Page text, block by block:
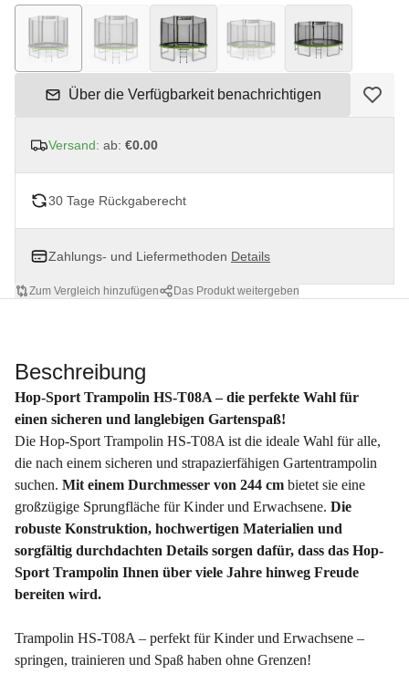
Über die Verfügbarkeit benachrichtigen
Versand: ab: €0.00
30 Tage Rückgaberecht
Zahlungs- und Liefermethoden Details
Zum Vergleich hinzufügen Das Produkt weitergeben
Beschreibung
Hop-Sport Trampolin HS-T08A – die perfekte Wahl für
einen sicheren und langlebigen Gartenspaß!
Die Hop-Sport Trampolin HS-T08A ist die ideale Wahl für alle,
die nach einem sicheren und strapazierfähigen Gartentrampolin
suchen. Mit einem Durchmesser von 244 cm bietet sie eine
großzügige Sprungfläche für Kinder und Erwachsene. Die
robuste Konstruktion, hochwertigen Materialien und
sorgfältig durchdachten Details sorgen dafür, dass das Hop-
Sport Trampolin Ihnen über viele Jahre hinweg Freude
bereiten wird.
Trampolin HS-T08A – perfekt für Kinder und Erwachsene –
springen, trainieren und Spaß haben ohne Grenzen!